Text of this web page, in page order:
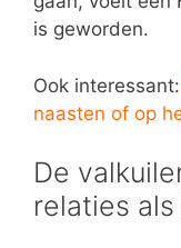
is geworden.
Ook interessant:
naasten of op
De
relaties als